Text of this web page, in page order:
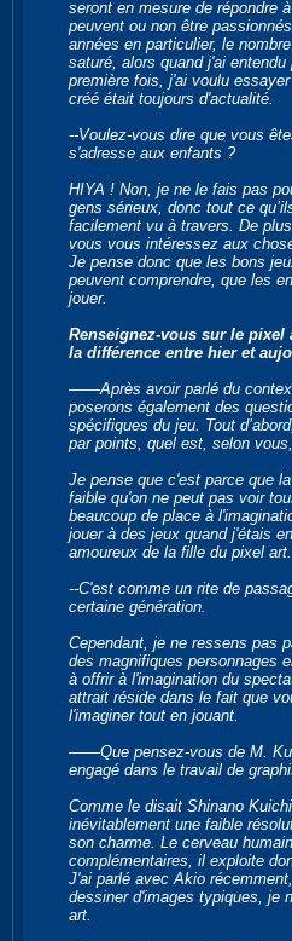
seront en mesure de répondre
peuvent ou non être
années en particulier, le
saturé, alors quand j'ai
première fois, j'ai voulu
créé était toujours d'actualité.
--Voulez-vous dire que vous
s'adresse aux enfants ?
HIYA ! Non, je ne le fais pas
gens sérieux, donc tout ce
facilement vu à travers. De
vous vous intéressez aux
Je pense donc que les bons
peuvent comprendre, que les
jouer.
Renseignez-vous sur le
la différence entre hier et
――Après avoir parlé du
poserons également des
spécifiques du jeu. Tout
par points, quel est, selon
Je pense que c'est parce que
faible qu'on ne peut pas voir
beaucoup de place à
jouer à des jeux quand j'étais
amoureux de la fille du pixel art.
--C'est comme un rite de
certaine génération.
Cependant, je ne ressens pas
des magnifiques personnages
à offrir à l'imagination du
attrait réside dans le fait que
l'imaginer tout en jouant.
――Que pensez-vous de M.
engagé dans le travail de
Comme le disait Shinano
inévitablement une faible
son charme. Le cerveau
complémentaires, il exploite
J'ai parlé avec Akio
dessiner d'images typiques, je
art.